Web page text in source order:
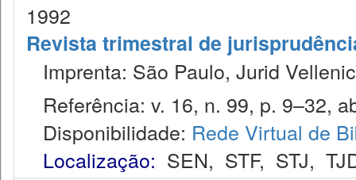
1992
Revista trimestral de
Imprenta: São Paulo, Jurid
Referência: v. 16, n. 99, p. 9–32,
Disponibilidade: Rede Virtual de
Localização: SEN, STF, STJ,